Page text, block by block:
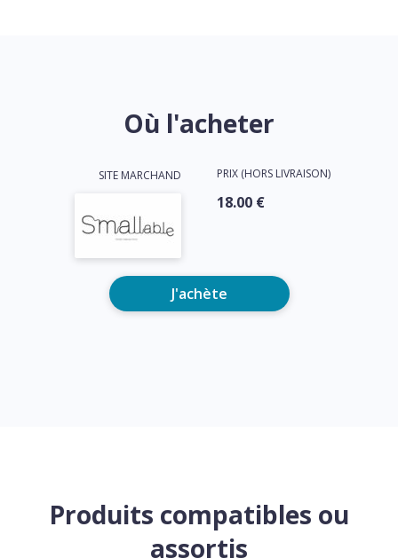
Où l'acheter
SITE MARCHAND PRIX (HORS LIVRAISON)
18.00 €
J'achète
Produits compatibles ou
assortis